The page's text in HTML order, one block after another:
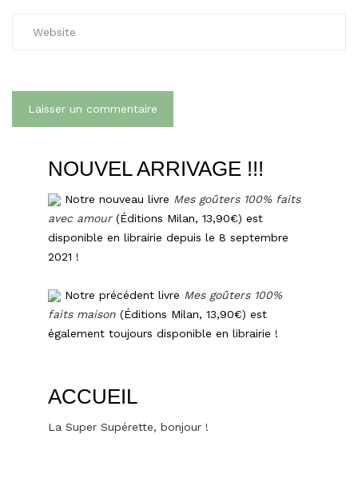
NOUVEL ARRIVAGE !!!
Notre nouveau livre Mes goûters 100% faits
avec amour(Éditions Milan, 13,90€) est
disponible en librairie depuis le 8 septembre
2021 !
Notre précédent livre Mes goûters 100%
faits maison (Éditions Milan, 13,90€) est
également toujours disponible en librairie !
ACCUEIL
La Super Supérette, bonjour !